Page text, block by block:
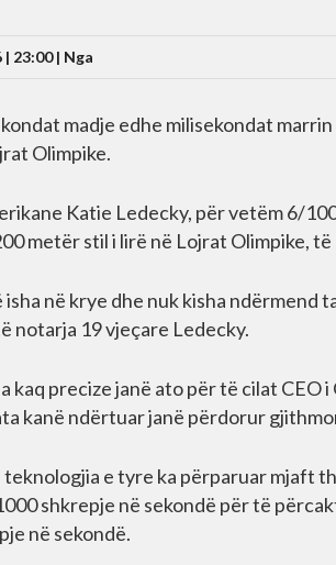
| 23:00 | Nga
madje edhe milisekondat
Olimpike.
Katie Ledecky, për vetëm 6/
metër stil i lirë në Lojrat Olimpike,
isha në krye dhe nuk kisha
notarja 19 vjeçare Ledecky.
kaq precize janë ato për të cilat
kanë ndërtuar janë përdorur
teknologjia e tyre ka përparuar mjaft
shkrepje në sekondë për të
në sekondë.